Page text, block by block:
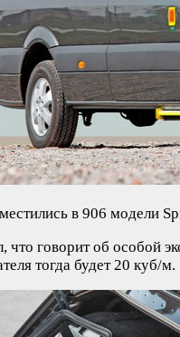
в 906 модели
говорит об особой
тогда будет 20 куб/м.